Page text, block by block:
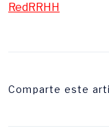
RedRRHH
Comparte este